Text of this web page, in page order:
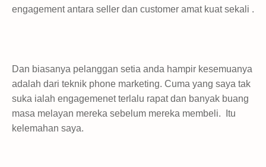
engagement antara seller dan customer amat kuat sekali .
Dan biasanya pelanggan setia anda hampir kesemuanya
adalah dari teknik phone marketing. Cuma yang saya tak
suka ialah engagemenet terlalu rapat dan banyak buang
masa melayan mereka sebelum mereka membeli. Itu
kelemahan saya.